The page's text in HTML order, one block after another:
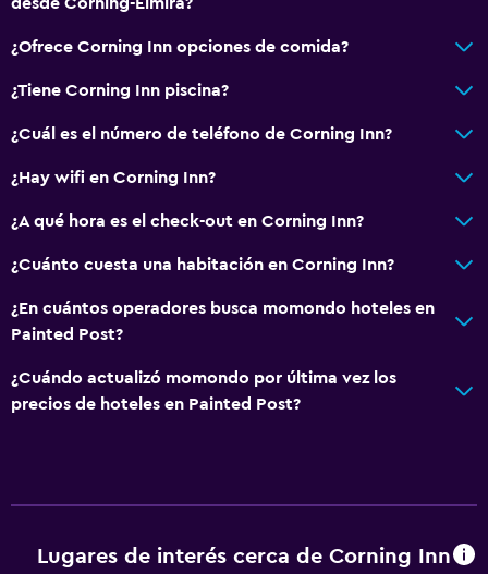
¿Ofrece Corning Inn opciones de comida?
¿Tiene Corning Inn piscina?
¿Cuál es el número de teléfono de Corning Inn?
¿Hay wifi en Corning Inn?
¿A qué hora es el check-out en Corning Inn?
¿Cuánto cuesta una habitación en Corning Inn?
¿En cuántos operadores busca momondo hoteles en
Painted Post?
¿Cuándo actualizó momondo por última vez los
precios de hoteles en Painted Post?
Lugares de interés cerca de Corning Inn